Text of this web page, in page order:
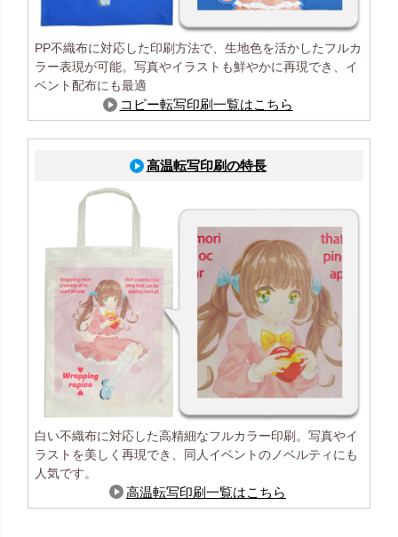
PP不織布に対応した印刷方法で、生地色を活かしたフルカ
ラー表現が可能。写真やイラストも鮮やかに再現でき、イ
ベント配布にも最適
コピー転写印刷一覧はこちら
高温転写印刷の特長
白い不織布に対応した高精細なフルカラー印刷。写真やイ
ラストを美しく再現でき、同人イベントのノベルティにも
人気です。
高温転写印刷一覧はこちら